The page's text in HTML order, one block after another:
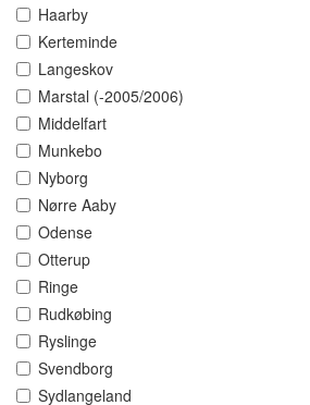
Haarby
Kerteminde
Langeskov
Marstal (-2005/2006)
Middelfart
Munkebo
Nyborg
Nørre Aaby
Odense
Otterup
Ringe
Rudkøbing
Ryslinge
Svendborg
Sydlangeland